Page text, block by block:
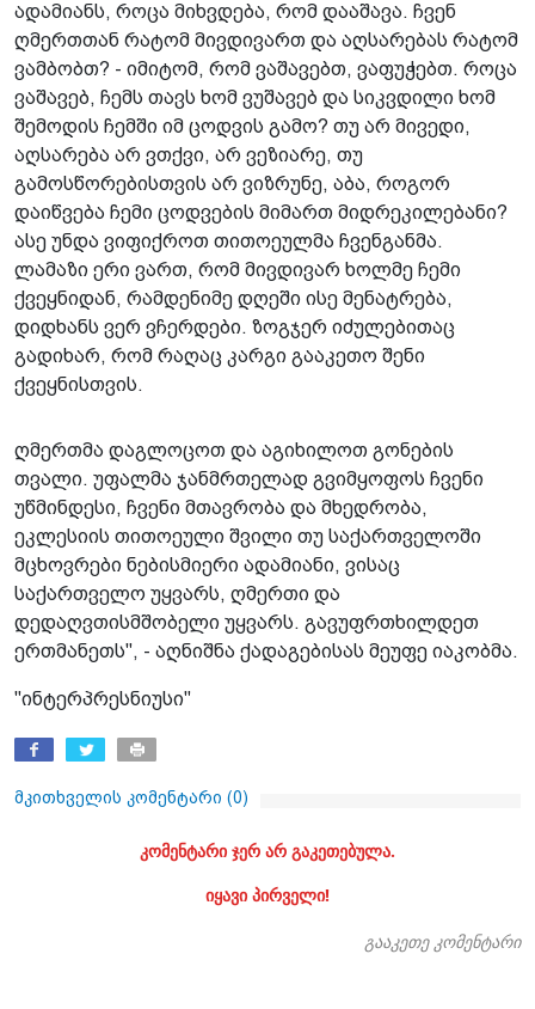
ადამიანს, როცა მიხვდება, რომ დააშავა. ჩვენ
ღმერთთან რატომ მივდივართ და აღსარებას რატომ
ვამბობთ? - იმიტომ, რომ ვაშავებთ, ვაფუჭებთ. როცა
ვაშავებ, ჩემს თავს ხომ ვუშავებ და სიკვდილი ხომ
შემოდის ჩემში იმ ცოდვის გამო? თუ არ მივედი,
აღსარება არ ვთქვი, არ ვეზიარე, თუ
გამოსწორებისთვის არ ვიზრუნე, აბა, როგორ
დაიწვება ჩემი ცოდვების მიმართ მიდრეკილებანი?
ასე უნდა ვიფიქროთ თითოეულმა ჩვენგანმა.
ლამაზი ერი ვართ, რომ მივდივარ ხოლმე ჩემი
ქვეყნიდან, რამდენიმე დღეში ისე მენატრება,
დიდხანს ვერ ვჩერდები. ზოგჯერ იძულებითაც
გადიხარ, რომ რაღაც კარგი გააკეთო შენი
ქვეყნისთვის.
ღმერთმა დაგლოცოთ და აგიხილოთ გონების
თვალი. უფალმა ჯანმრთელად გვიმყოფოს ჩვენი
უწმინდესი, ჩვენი მთავრობა და მხედრობა,
ეკლესიის თითოეული შვილი თუ საქართველოში
მცხოვრები ნებისმიერი ადამიანი, ვისაც
საქართველო უყვარს, ღმერთი და
დედაღვთისმშობელი უყვარს. გავუფრთხილდეთ
ერთმანეთს", - აღნიშნა ქადაგებისას მეუფე იაკობმა.
"ინტერპრესნიუსი"
მკითხველის კომენტარი (0)
კომენტარი ჯერ არ გაკეთებულა.
იყავი პირველი!
გააკეთე კომენტარი